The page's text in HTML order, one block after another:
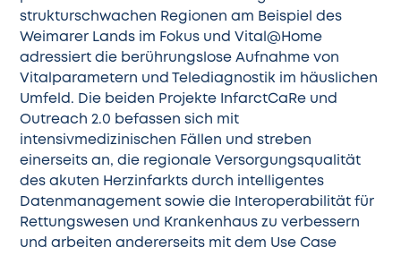
strukturschwachen Regionen am Beispiel des
Weimarer Lands im Fokus und Vital@Home
adressiert die berührungslose Aufnahme von
Vitalparametern und Telediagnostik im häuslichen
Umfeld. Die beiden Projekte InfarctCaRe und
Outreach 2.0 befassen sich mit
intensivmedizinischen Fällen und streben
einerseits an, die regionale Versorgungsqualität
des akuten Herzinfarkts durch intelligentes
Datenmanagement sowie die Interoperabilität für
Rettungswesen und Krankenhaus zu verbessern
und arbeiten andererseits mit dem Use Case